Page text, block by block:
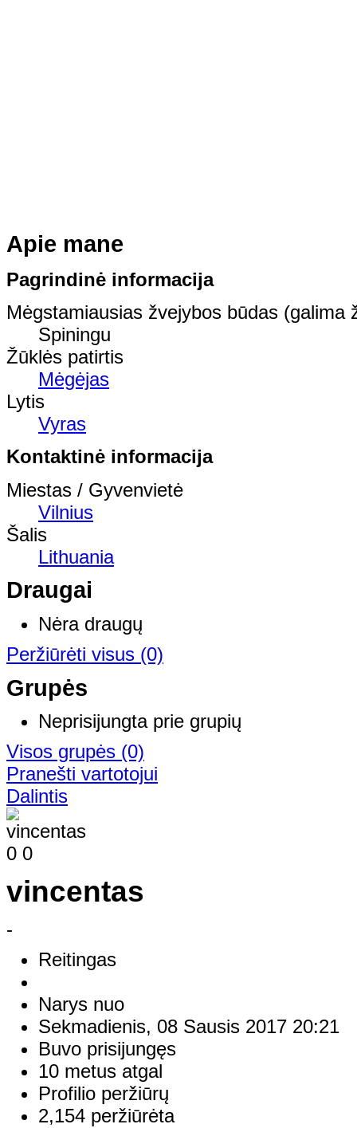
Apie mane
Pagrindinė informacija
Mėgstamiausias žvejybos būdas (galima
Spiningu
Žūklės patirtis
Mėgėjas
Lytis
Vyras
Kontaktinė informacija
Miestas / Gyvenvietė
Vilnius
Šalis
Lithuania
Draugai
Nėra draugų
Peržiūrėti visus (0)
Grupės
Neprisijungta prie grupių
Visos grupės (0)
Pranešti vartotojui
Dalintis
0 0
vincentas
-
Reitingas
Narys nuo
Sekmadienis, 08 Sausis 2017 20:21
Buvo prisijungęs
10 metus atgal
Profilio peržiūrų
2,154 peržiūrėta